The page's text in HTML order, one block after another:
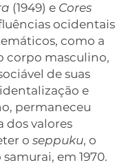
(1949) e Cores
ocidentais
como a
corpo masculino,
de suas
e
permaneceu
dos valores
o seppuku, o
em 1970.